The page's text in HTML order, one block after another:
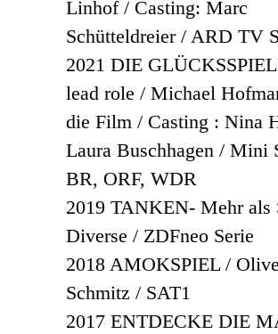
Linhof / Casting: Marc
Schütteldreier / ARD TV
2021 DIE
lead role / Michael
die Film / Casting : Nina
Laura Buschhagen / Mini
BR, ORF, WDR
2019 TANKEN- Mehr als
Diverse / ZDFneo Serie
2018 AMOKSPIEL /
Schmitz / SAT1
2017 ENTDECKE DIE